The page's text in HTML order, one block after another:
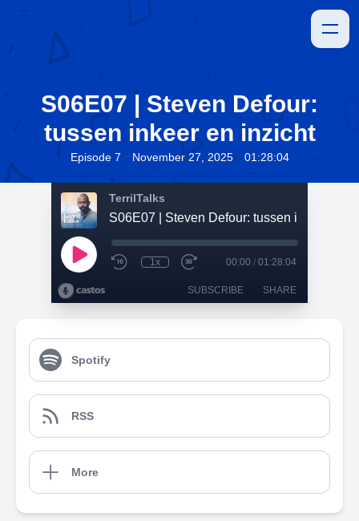
S06E07 | Steven Defour:
tussen inkeer en inzicht
Episode 7 • November 27, 2025 • 01:28:04
TerrilTalks
S06E07 | Steven Defour: tussen inkeer en
1x 00:00 / 01:28:04
SUBSCRIBE SHARE
Spotify
RSS
More